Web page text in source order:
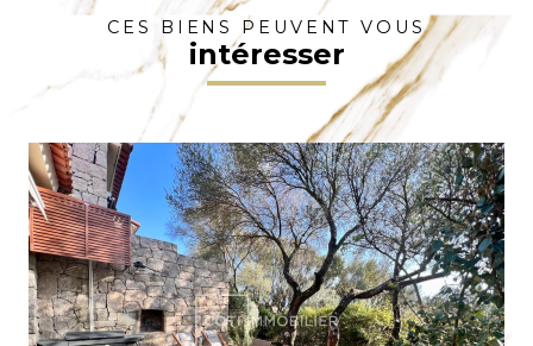
CES BIENS PEUVENT VOUS
intéresser
VOIR LE BIEN